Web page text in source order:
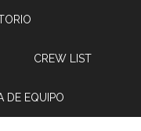
CREW LIST
DE EQUIPO